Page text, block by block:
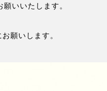
いいたします。
願いします。